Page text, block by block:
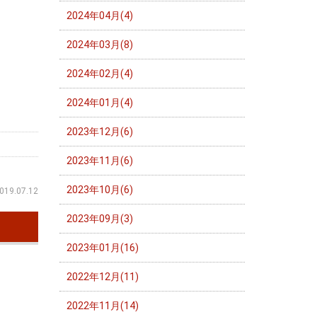
2024年04月(4)
2024年03月(8)
2024年02月(4)
2024年01月(4)
2023年12月(6)
2023年11月(6)
2023年10月(6)
2023年09月(3)
2023年01月(16)
2022年12月(11)
2022年11月(14)